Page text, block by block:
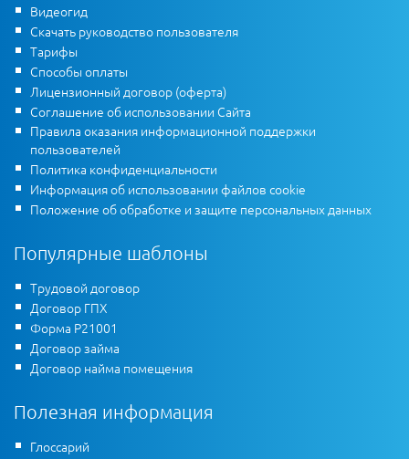
Видеогид
Скачать руководство пользователя
Тарифы
Способы оплаты
Лицензионный договор (оферта)
Соглашение об использовании Сайта
Правила оказания информационной поддержки
пользователей
Политика конфиденциальности
Информация об использовании файлов cookie
Положение об обработке и защите персональных данных
Популярные шаблоны
Трудовой договор
Договор ГПХ
Форма Р21001
Договор займа
Договор найма помещения
Полезная информация
Глоссарий